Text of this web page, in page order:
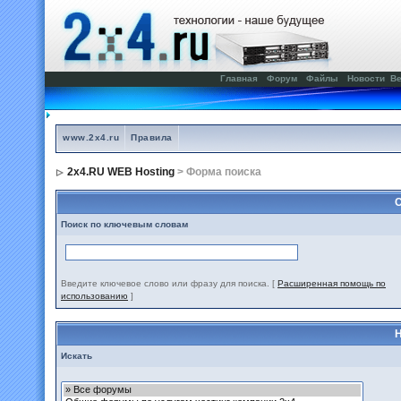
Главная Форум Файлы Новости
www.2x4.ru Правила
2x4.RU WEB Hosting > Форма поиска
Поиск по ключевым словам
Введите ключевое слово или фразу для поиска. [ Расширенная помощь по
использованию ]
Искать